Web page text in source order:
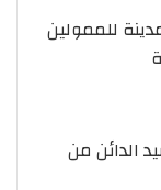
للممولين
الدائن من